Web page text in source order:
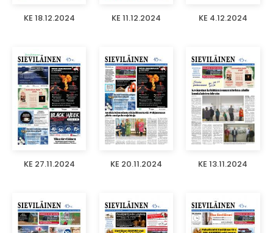
KE 18.12.2024 KE 11.12.2024 KE 4.12.2024
KE 27.11.2024 KE 20.11.2024 KE 13.11.2024